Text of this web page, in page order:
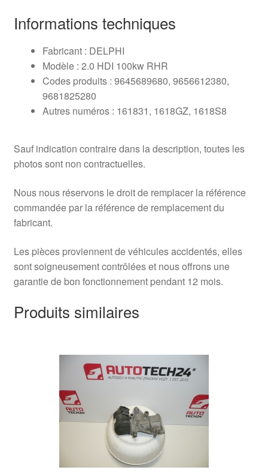
Informations techniques
Fabricant : DELPHI
Modèle : 2.0 HDI 100kw RHR
Codes produits : 9645689680, 9656612380,
9681825280
Autres numéros : 161831, 1618GZ, 1618S8
Sauf indication contraire dans la description, toutes les
photos sont non contractuelles.
Nous nous réservons le droit de remplacer la référence
commandée par la référence de remplacement du
fabricant.
Les pièces proviennent de véhicules accidentés, elles
sont soigneusement contrôlées et nous offrons une
garantie de bon fonctionnement pendant 12 mois.
Produits similaires